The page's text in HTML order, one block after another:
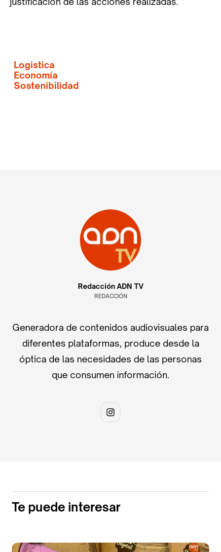
Logistica
Economía
Sostenibilidad
Redacción ADN TV
REDACCIÓN
Generadora de contenidos audiovisuales para
diferentes plataformas, produce desde la
óptica de las necesidades de las personas
que consumen información.
Te puede interesar